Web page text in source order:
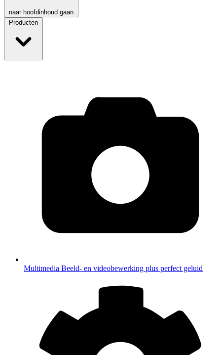
naar hoofdinhoud gaan
Producten
Multimedia Beeld- en videobewerking plus perfect geluid